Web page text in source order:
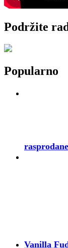
Podržite
Popularno
Vanilla